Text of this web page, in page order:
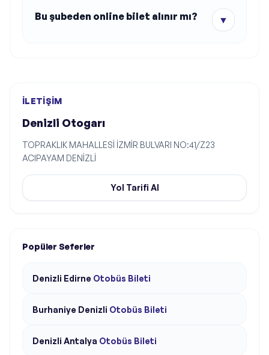
Bu şubeden online bilet alınır mı? ▼
İLETIŞIM
Denizli Otogarı
TOPRAKLIK MAHALLESİ İZMİR BULVARI NO:41/Z23
ACIPAYAM DENİZLİ
Yol Tarifi Al
Popüler Seferler
Denizli Edirne Otobüs Bileti
Burhaniye Denizli Otobüs Bileti
Denizli Antalya Otobüs Bileti